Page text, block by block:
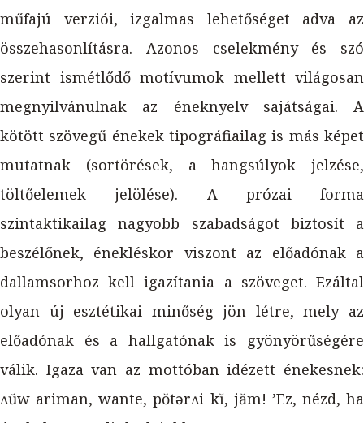
műfajú verziói, izgalmas lehetőséget adva az
összehasonlításra. Azonos cselekmény és szó
szerint ismétlődő motívumok mellett világosan
megnyilvánulnak az éneknyelv sajátságai. A
kötött szövegű énekek tipográfiailag is más képet
mutatnak (sortörések, a hangsúlyok jelzése,
töltőelemek jelölése). A prózai forma
szintaktikailag nagyobb szabadságot biztosít a
beszélőnek, énekléskor viszont az előadónak a
dallamsorhoz kell igazítania a szöveget. Ezáltal
olyan új esztétikai minőség jön létre, mely az
előadónak és a hallgatónak is gyönyörűségére
válik. Igaza van az mottóban idézett énekesnek:
ʌŭw ariman, wante, pŏtərʌi kĭ, jăm! ’Ez, nézd, ha